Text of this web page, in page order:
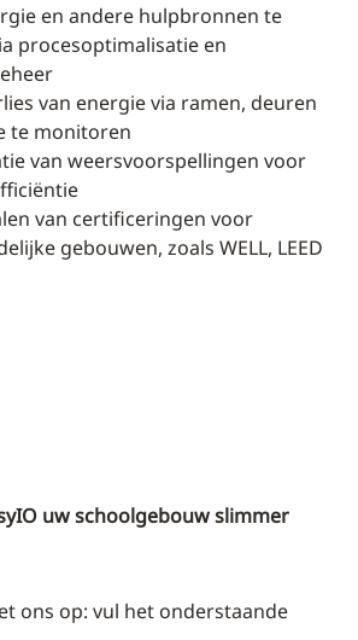
en andere hulpbronnen te
procesoptimalisatie en
van energie via ramen, deuren
te monitoren
van weersvoorspellingen voor
van certificeringen voor
gebouwen, zoals WELL, LEED
uw schoolgebouw slimmer
ons op: vul het onderstaande